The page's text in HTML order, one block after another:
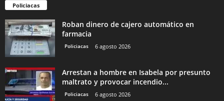
Policiacas
Roban dinero de cajero automático en
farmacia
Policiacas 6 agosto 2026
Arrestan a hombre en Isabela por presunto
maltrato y provocar incendio...
Policiacas 6 agosto 2026